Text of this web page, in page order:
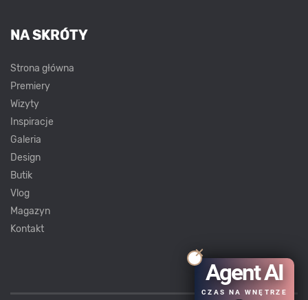
NA SKRÓTY
Strona główna
Premiery
Wizyty
Inspiracje
Galeria
Design
Butik
Vlog
Magazyn
Kontakt
Agent AI
CZAS NA WNĘTRZE